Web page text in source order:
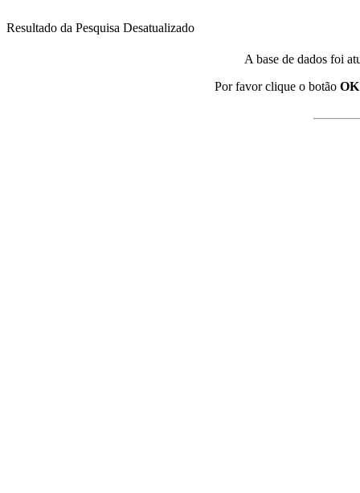
Resultado da Pesquisa Desatualizado
A base de dados foi
Por favor clique o botão OK